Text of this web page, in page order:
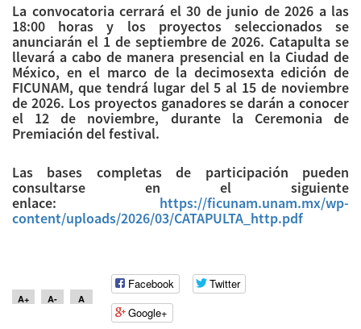
La convocatoria cerrará el 30 de junio de 2026 a las
18:00 horas y los proyectos seleccionados se
anunciarán el 1 de septiembre de 2026. Catapulta se
llevará a cabo de manera presencial en la Ciudad de
México, en el marco de la decimosexta edición de
FICUNAM, que tendrá lugar del 5 al 15 de noviembre
de 2026. Los proyectos ganadores se darán a conocer
el 12 de noviembre, durante la Ceremonia de
Premiación del festival.
Las bases completas de participación pueden
consultarse en el siguiente
enlace: https://ficunam.unam.mx/wp-
content/uploads/2026/03/CATAPULTA_http.pdf
A+ A- A
Facebook
Twitter
Google+